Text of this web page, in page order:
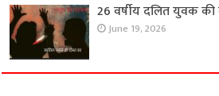
26 वर्षीय दलित युवक की
June 19, 2026